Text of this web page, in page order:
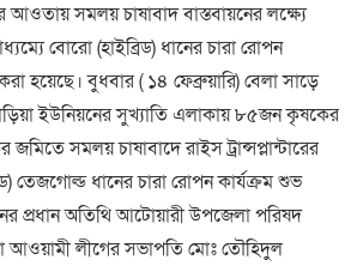
আওতায় সমলয় চাষাবাদ বাস্তবায়নের লক্ষ্যে
বোরো (হাইব্রিড) ধানের চারা রোপন
হয়েছে। বুধবার ( ১৪ ফেব্রুয়ারি) বেলা সাড়ে
ইউনিয়নের সুখ্যাতি এলাকায় ৮৫জন কৃষকের
সমলয় চাষাবাদে রাইস ট্রান্সপ্লান্টারের
তেজগোল্ড ধানের চারা রোপন কার্যক্রম শুভ
প্রধান অতিথি আটোয়ারী উপজেলা পরিষদ
আওয়ামী লীগের সভাপতি মোঃ তৌহিদুল